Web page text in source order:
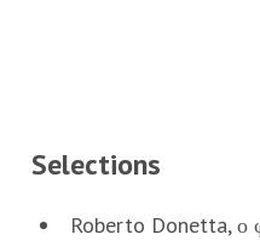
Selections
Roberto Donetta, ο